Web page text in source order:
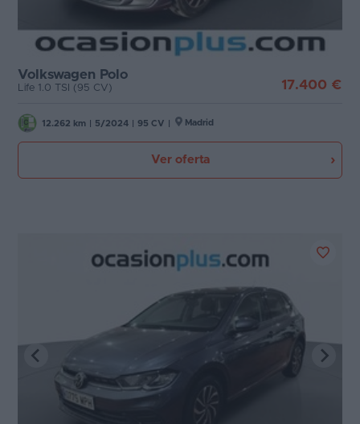
Volkswagen Polo
Life 1.0 TSI (95 CV) 17.400 €
12.262 km 5/2024 95 CV Madrid
Ver oferta